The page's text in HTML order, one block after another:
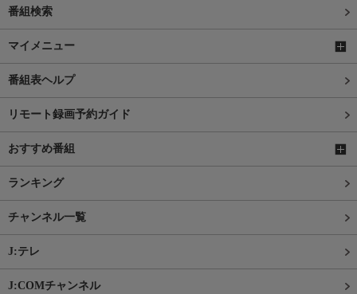
番組検索
マイメニュー
番組表ヘルプ
リモート録画予約ガイド
おすすめ番組
ランキング
チャンネル一覧
J:テレ
J:COMチャンネル